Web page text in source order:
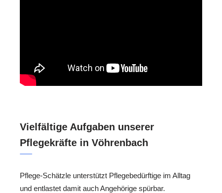
Vielfältige Aufgaben unserer
Pflegekräfte in Vöhrenbach
Pflege-Schätzle unterstützt Pflegebedürftige im Alltag
und entlastet damit auch Angehörige spürbar.